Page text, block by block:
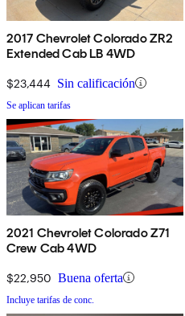
2017 Chevrolet Colorado ZR2
Extended Cab LB 4WD
$23,444 Sin calificación
Se aplican tarifas
2021 Chevrolet Colorado Z71
Crew Cab 4WD
$22,950 Buena oferta
Incluye tarifas de conc.